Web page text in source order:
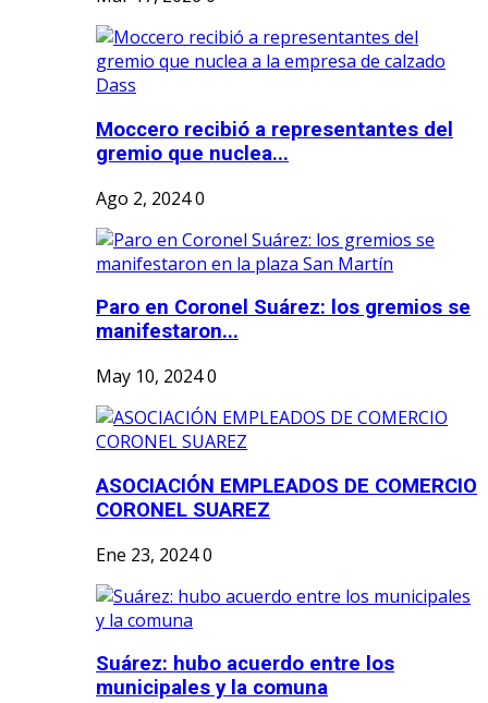
Moccero recibió a representantes del
gremio que nuclea...
Ago 2, 20240
Paro en Coronel Suárez: los gremios se
manifestaron...
May 10, 20240
ASOCIACIÓN EMPLEADOS DE COMERCIO
CORONEL SUAREZ
Ene 23, 20240
Suárez: hubo acuerdo entre los
municipales y la comuna